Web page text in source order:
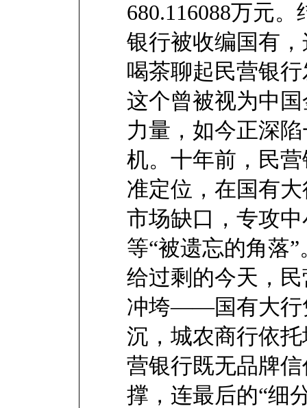
680.116088万元
银行被收编国有
喝茶聊起民营银
这个曾被视为中
力量，如今正深
机。十年前，民
准定位，在国有
市场缺口，专攻
等“被遗忘的角落
给过剩的今天，
冲垮——国有大行
沉，城农商行依
营银行既无品牌
撑，连最后的“细